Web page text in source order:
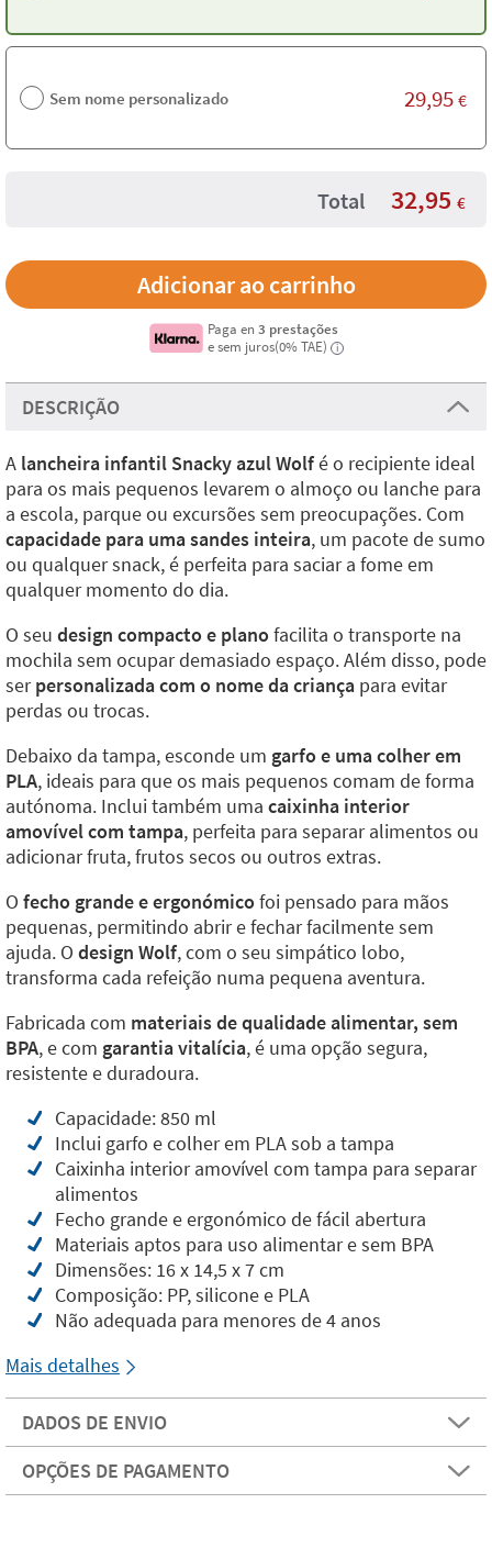
Sem nome personalizado 29,95 €
Total 32,95 €
Paga en3 prestações
e sem juros(0% TAE)
i
DESCRIÇÃO
A lancheira infantil Snacky azul Wolfé o recipiente ideal
para os mais pequenos levarem o almoço ou lanche para
a escola, parque ou excursões sem preocupações. Com
capacidade para uma sandes inteira, um pacote de sumo
ou qualquer snack, é perfeita para saciar a fome em
qualquer momento do dia.
O seu design compacto e planofacilita o transporte na
mochila sem ocupar demasiado espaço. Além disso, pode
serpersonalizada com o nome da criança para evitar
perdas ou trocas.
Debaixo da tampa, esconde um garfo e uma colher em
PLA, ideais para que os mais pequenos comam de forma
autónoma. Inclui também uma caixinha interior
amovível com tampa, perfeita para separar alimentos ou
adicionar fruta, frutos secos ou outros extras.
O fecho grande e ergonómicofoi pensado para mãos
pequenas, permitindo abrir e fechar facilmente sem
ajuda. O design Wolf, com o seu simpático lobo,
transforma cada refeição numa pequena aventura.
Fabricada com materiais de qualidade alimentar, sem
BPA, e com garantia vitalícia, é uma opção segura,
resistente e duradoura.
Capacidade: 850 ml
Inclui garfo e colher em PLA sob a tampa
Caixinha interior amovível com tampa para separar
alimentos
Fecho grande e ergonómico de fácil abertura
Materiais aptos para uso alimentar e sem BPA
Dimensões: 16 x 14,5 x 7 cm
Composição: PP, silicone e PLA
Não adequada para menores de 4 anos
Mais detalhes
DADOS DE ENVIO
OPÇÕES DE PAGAMENTO